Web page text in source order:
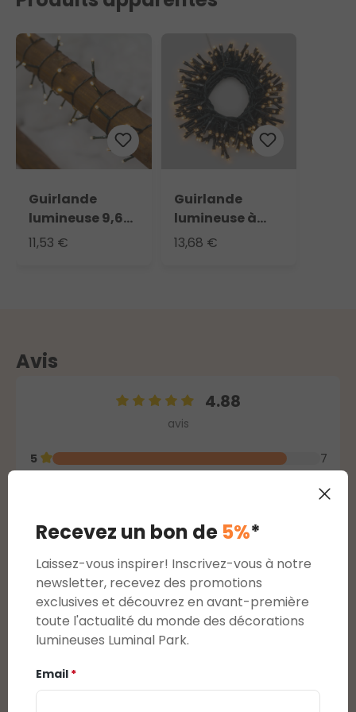
Recevez un bon de 5%*
Laissez-vous inspirer! Inscrivez-vous à notre
newsletter, recevez des promotions
exclusives et découvrez en avant-première
toute l'actualité du monde des décorations
lumineuses Luminal Park.
Email *
Guirlande
lumineuse 9,60
m, 240 LED
11,53 €
Guirlande
lumineuse à
piles, 300 led
13,68 €
Avis
Note moyenne de 4.88 sur 5 étoiles
4.88
avis
5
7
0
Afficher les évaluations uniquement dans la
langue actuelle.
4de8Évaluations
4 octobre 2024
5 / 5 - Guirnalda 8,9 m, 120 miniled blanco